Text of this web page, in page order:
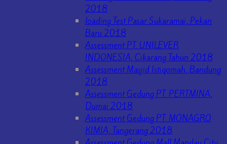
2018
loading Test Pasar Sukaramai, Pekan
Baru 2018
Assessment PT. UNILEVER
INDONESIA, Cikarang Tahun 2018
Assessment Masjid Istiqomah, Bandung
2018
Assessment Gedung PT. PERTMINA,
Dumai 2018
Assessment Gedung PT. MONAGRO
KIMIA, Tangerang 2018